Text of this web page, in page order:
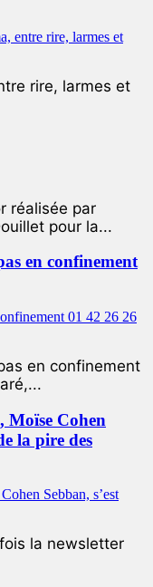
rire, larmes et
réalisée par
pour la...
en confinement
en confinement
Moïse Cohen
la pire des
la newsletter